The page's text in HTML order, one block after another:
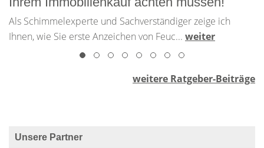
Als Schimmelexperte und Sachverständiger zeige ich
Ihnen, wie Sie erste Anzeichen von Feuc... weiter
weitere Ratgeber-Beiträge
Unsere Partner